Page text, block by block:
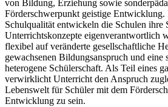
von Bildung, Erziehung sowie
Förderschwerpunkt geistige Entwicklung.
Schulqualität entwickeln die Schulen ihre
Unterrichtskonzepte eigenverantwortlich
flexibel auf veränderte gesellschaftliche
gewachsenen Bildungsanspruch und eine
heterogene Schülerschaft. Als Teil eines
verwirklicht Unterricht den Anspruch
Lebenswelt für Schüler mit dem
Entwicklung zu sein.